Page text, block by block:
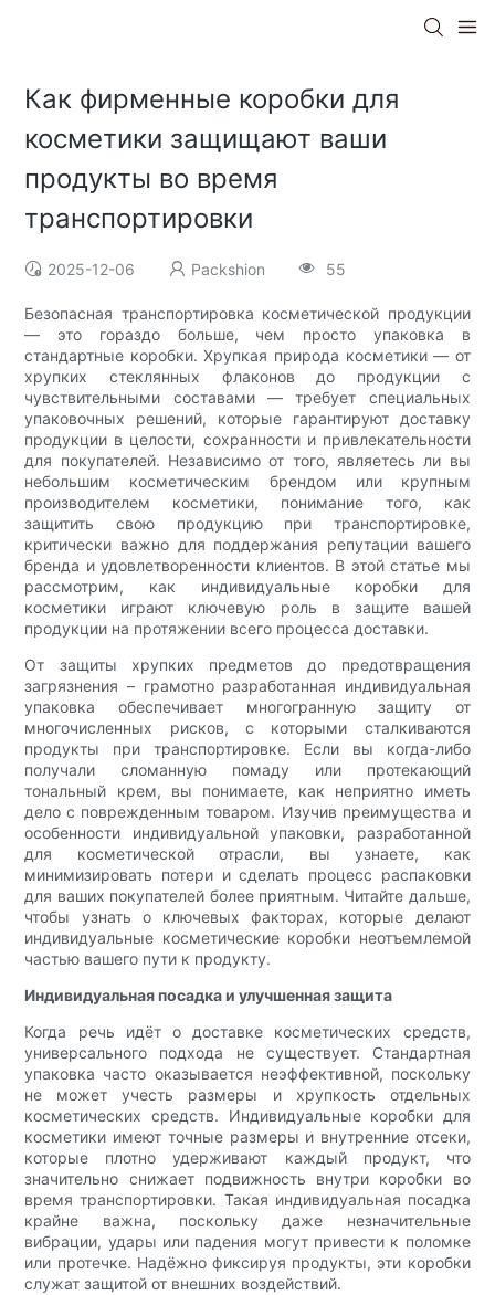
Как фирменные коробки для
косметики защищают ваши
продукты во время
транспортировки
2025-12-06 Packshion 55
Безопасная транспортировка косметической продукции
— это гораздо больше, чем просто упаковка в
стандартные коробки. Хрупкая природа косметики — от
хрупких стеклянных флаконов до продукции с
чувствительными составами — требует специальных
упаковочных решений, которые гарантируют доставку
продукции в целости, сохранности и привлекательности
для покупателей. Независимо от того, являетесь ли вы
небольшим косметическим брендом или крупным
производителем косметики, понимание того, как
защитить свою продукцию при транспортировке,
критически важно для поддержания репутации вашего
бренда и удовлетворенности клиентов. В этой статье мы
рассмотрим, как индивидуальные коробки для
косметики играют ключевую роль в защите вашей
продукции на протяжении всего процесса доставки.
От защиты хрупких предметов до предотвращения
загрязнения – грамотно разработанная индивидуальная
упаковка обеспечивает многогранную защиту от
многочисленных рисков, с которыми сталкиваются
продукты при транспортировке. Если вы когда-либо
получали сломанную помаду или протекающий
тональный крем, вы понимаете, как неприятно иметь
дело с поврежденным товаром. Изучив преимущества и
особенности индивидуальной упаковки, разработанной
для косметической отрасли, вы узнаете, как
минимизировать потери и сделать процесс распаковки
для ваших покупателей более приятным. Читайте дальше,
чтобы узнать о ключевых факторах, которые делают
индивидуальные косметические коробки неотъемлемой
частью вашего пути к продукту.
Индивидуальная посадка и улучшенная защита
Когда речь идёт о доставке косметических средств,
универсального подхода не существует. Стандартная
упаковка часто оказывается неэффективной, поскольку
не может учесть размеры и хрупкость отдельных
косметических средств. Индивидуальные коробки для
косметики имеют точные размеры и внутренние отсеки,
которые плотно удерживают каждый продукт, что
значительно снижает подвижность внутри коробки во
время транспортировки. Такая индивидуальная посадка
крайне важна, поскольку даже незначительные
вибрации, удары или падения могут привести к поломке
или протечке. Надёжно фиксируя продукты, эти коробки
служат защитой от внешних воздействий.